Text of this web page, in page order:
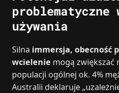
problematyczne
używania
Silna immersja, obecność
wcielenie mogą zwiększać
populacji ogólnej ok. 4%
Australii deklaruje